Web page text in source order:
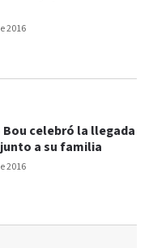
2016
2016
Bou celebró la llegada
junto a su familia